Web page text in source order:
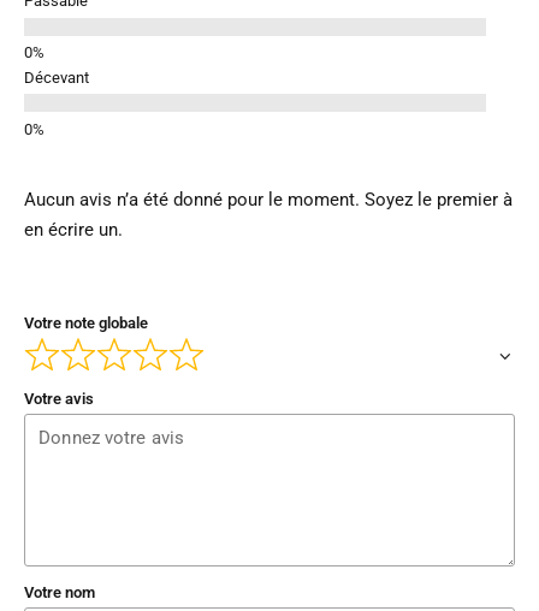
Décevant
Aucun avis n’a été donné pour le moment. Soyez le premier à
en écrire un.
Votre note globale
Votre avis
Votre nom